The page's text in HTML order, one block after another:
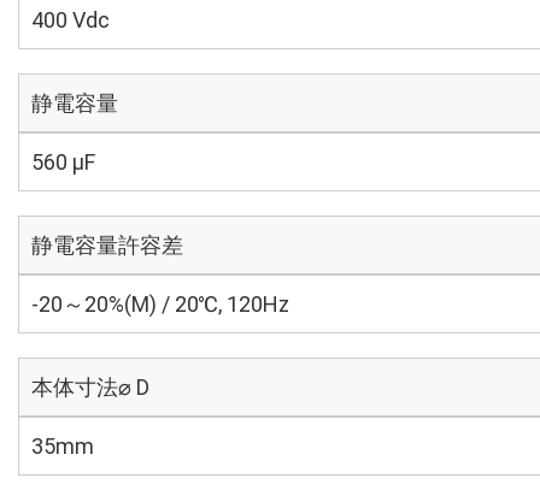
400 Vdc
静電容量
560 µF
静電容量許容差
-20～20%(M) / 20℃, 120Hz
本体寸法⌀ D
35mm